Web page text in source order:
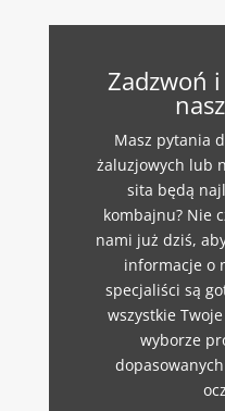
Zadzwoń
Masz pytania
żaluzjowych lub
sita będą
kombajnu? Nie
nami już dziś,
informacje o
specjaliści są
wszystkie
wyborze